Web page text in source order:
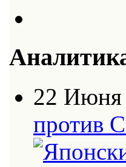
22 Июня
против